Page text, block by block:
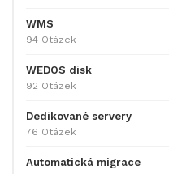
WMS
94 Otázek
WEDOS disk
92 Otázek
Dedikované servery
76 Otázek
Automatická migrace